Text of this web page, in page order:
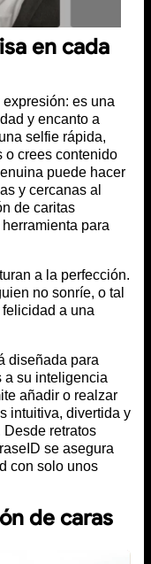
en cada
es una
y encanto a
selfie rápida,
o crees contenido
puede hacer
y cercanas al
de caritas
para
a la perfección.
no sonríe, o tal
a una
diseñada para
a su inteligencia
añadir o realzar
intuitiva, divertida y
retratos
se asegura
con solo unos
de caras